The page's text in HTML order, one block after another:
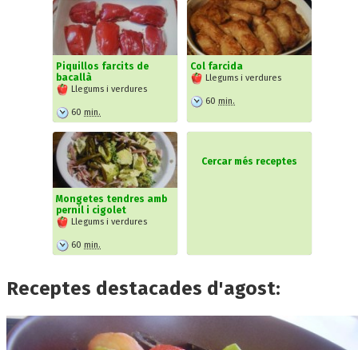
Piquillos farcits de
bacallà
Llegums i verdures
60 min.
Col farcida
Llegums i verdures
60 min.
Mongetes tendres amb
pernil i cigolet
Llegums i verdures
60 min.
Cercar més receptes
Receptes destacades d'agost: